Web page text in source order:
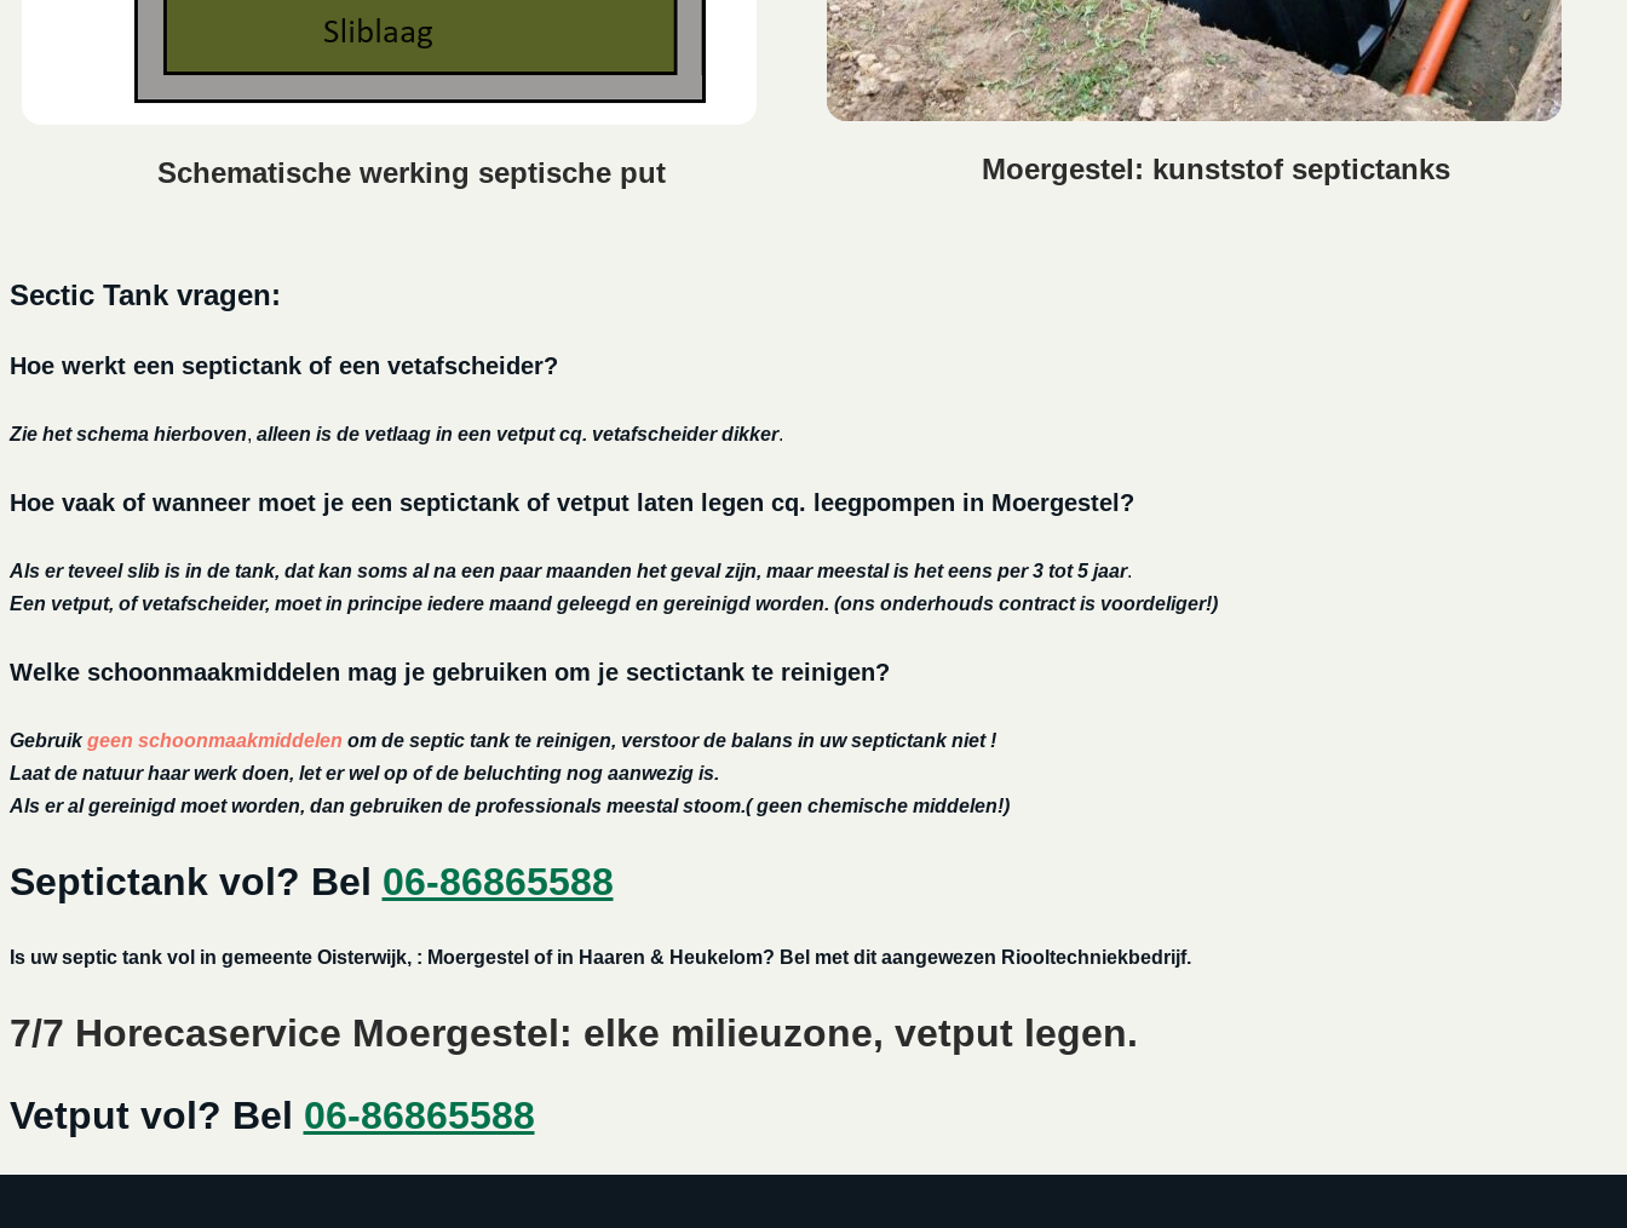
Schematische werking septische put Moergestel: kunststof septictanks
Sectic Tank vragen:
Hoe werkt een septictank of een vetafscheider?
Zie het schema hierboven, alleen is de vetlaag in een vetput cq. vetafscheider dikker.
Hoe vaak of wanneer moet je een septictank of vetput laten legen cq. leegpompen in Moergestel?
Als er teveel slib is in de tank, dat kan soms al na een paar maanden het geval zijn, maar meestal is het eens per 3 tot 5 jaar.
Een vetput, of vetafscheider, moet in principe iedere maand geleegd en gereinigd worden. (ons onderhouds contract is voordeliger!)
Welke schoonmaakmiddelen mag je gebruiken om je sectictank te reinigen?
Gebruikgeen schoonmaakmiddelen om de septic tank te reinigen, verstoor de balans in uw septictank niet !
Laat de natuur haar werk doen, let er wel op of de beluchting nog aanwezig is.
Als er al gereinigd moet worden, dan gebruiken de professionals meestal stoom.( geen chemische middelen!)
Septictank vol? Bel 06-86865588
Is uw septic tank vol in gemeente Oisterwijk, : Moergestel of in Haaren & Heukelom? Bel met dit aangewezen Riooltechniekbedrijf.
7/7 Horecaservice Moergestel: elke milieuzone, vetput legen.
Vetput vol? Bel 06-86865588